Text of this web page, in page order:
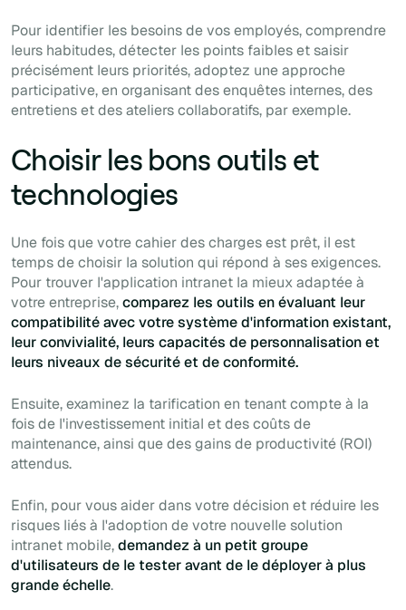
Pour identifier les besoins de vos employés, comprendre
leurs habitudes, détecter les points faibles et saisir
précisément leurs priorités, adoptez une approche
participative, en organisant des enquêtes internes, des
entretiens et des ateliers collaboratifs, par exemple.
Choisir les bons outils et
technologies
Une fois que votre cahier des charges est prêt, il est
temps de choisir la solution qui répond à ses exigences.
Pour trouver l'application intranet la mieux adaptée à
votre entreprise,comparez les outils en évaluant leur
compatibilité avec votre système d'information existant,
leur convivialité, leurs capacités de personnalisation et
leurs niveaux de sécurité et de conformité.
Ensuite, examinez la tarification en tenant compte à la
fois de l'investissement initial et des coûts de
maintenance, ainsi que des gains de productivité (ROI)
attendus.
Enfin, pour vous aider dans votre décision et réduire les
risques liés à l'adoption de votre nouvelle solution
intranet mobile,demandez à un petit groupe
d'utilisateurs de le tester avant de le déployer à plus
grande échelle.